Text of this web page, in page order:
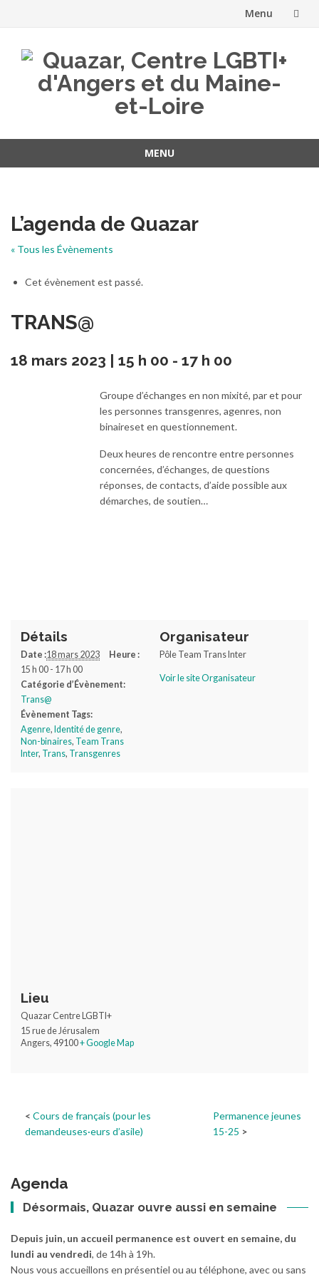
Menu
contenu
MENU
L’agenda de Quazar
« Tous les Évènements
Cet évènement est passé.
TRANS@
18 mars 2023 | 15 h 00 - 17 h 00
Groupe d’échanges en non mixité, par et pour
les personnes transgenres, agenres, non
binaireset en questionnement.
Deux heures de rencontre entre personnes
concernées, d’échanges, de questions
réponses, de contacts, d’aide possible aux
démarches, de soutien…
Détails
Date :18 mars 2023
Heure :
15 h 00 - 17 h 00
Catégorie d’Évènement:
Trans@
Évènement Tags:
Agenre, Identité de genre,
Non-binaires, Team Trans
Inter, Trans, Transgenres
Organisateur
Pôle Team Trans Inter
Voir le site Organisateur
Lieu
Quazar Centre LGBTI+
15 rue de Jérusalem
Angers, 49100+ Google Map
Cours de français (pour les
demandeuses·eurs d’asile)
Permanence jeunes
15-25
Agenda
Désormais, Quazar ouvre aussi en semaine
Depuis juin, un accueil permanence est ouvert en semaine, du
lundi au vendredi, de 14h à 19h.
Nous vous accueillons en présentiel ou au téléphone, avec ou sans